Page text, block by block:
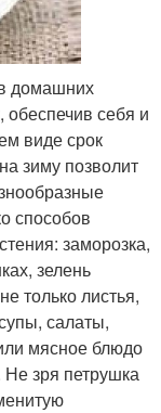
домашних
обеспечив себя и
виде срок
зиму позволит
способов
заморозка,
зелень
только листья,
салаты,
мясное блюдо
зря петрушка